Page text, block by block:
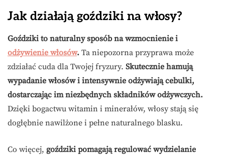
Jak działają goździki na włosy?
Goździki to naturalny sposób na wzmocnienie i
odżywienie włosów. Ta niepozorna przyprawa może
zdziałać cuda dla Twojej fryzury. Skutecznie hamują
wypadanie włosów i intensywnie odżywiają cebulki,
dostarczając im niezbędnych składników odżywczych.
Dzięki bogactwu witamin i minerałów, włosy stają się
dogłębnie nawilżone i pełne naturalnego blasku.
Co więcej, goździki pomagają regulować wydzielanie